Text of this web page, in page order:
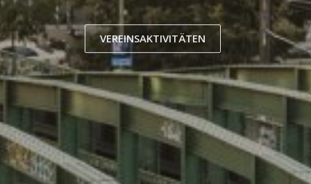
VEREINSAKTIVITÄTEN